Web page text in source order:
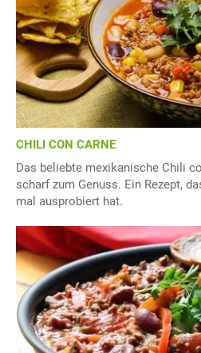
CHILI CON CARNE
Das beliebte mexikanische Chili
scharf zum Genuss. Ein Rezept,
mal ausprobiert hat.